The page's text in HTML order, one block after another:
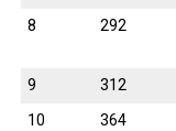
8
292
9
312
10
364